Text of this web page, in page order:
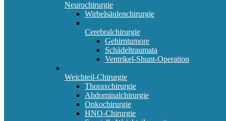
Neurochirurgie
Wirbelsäulenchirurgie
Cerebralchirurgie
Gehirntumore
Schädeltraumata
Ventrikel-Shunt-Operation
Weichteil-Chirurgie
Thoraxchirurgie
Abdominalchirurgie
Onkochirurgie
HNO-Chirurgie